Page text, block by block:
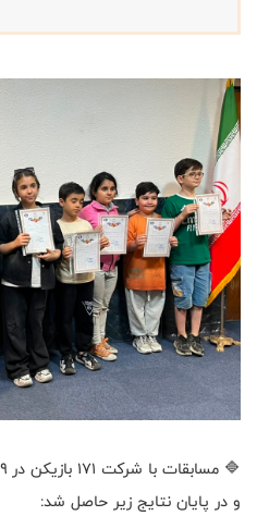
و در پایان نتایج زیر حاصل شد: